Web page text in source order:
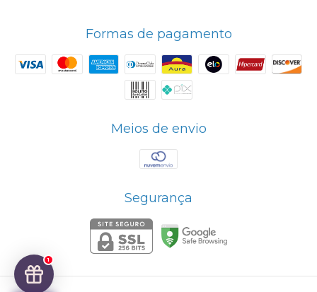
1
Formas de pagamento
Meios de envio
Segurança